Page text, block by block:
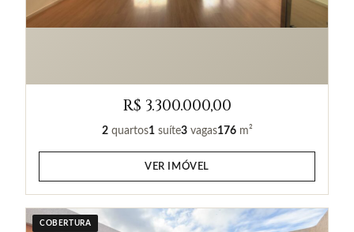
R$ 3.300.000,00
2quartos1suíte3vagas176m²
VER IMÓVEL
COBERTURA